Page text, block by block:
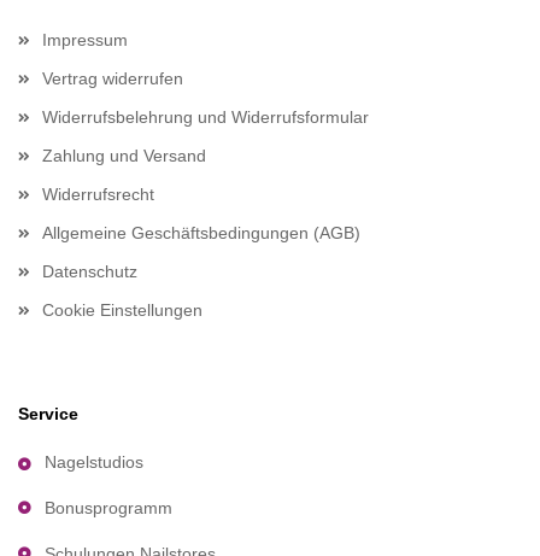
Impressum
Vertrag widerrufen
Widerrufsbelehrung und Widerrufsformular
Zahlung und Versand
Widerrufsrecht
Allgemeine Geschäftsbedingungen (AGB)
Datenschutz
Cookie Einstellungen
Service
Nagelstudios
Bonusprogramm